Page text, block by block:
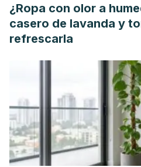
¿Ropa con olor a
casero de lavanda y
refrescarla